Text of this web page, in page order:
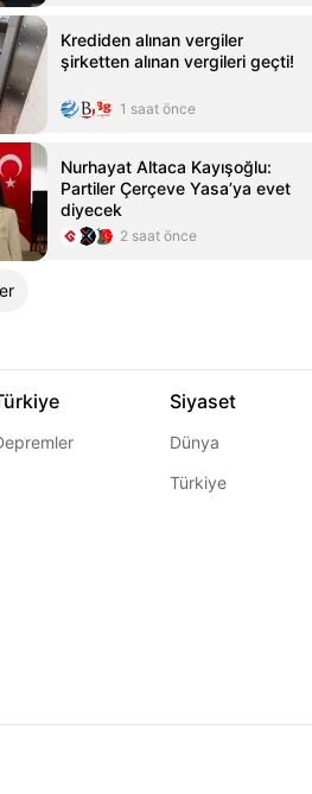
Krediden alınan vergiler
şirketten alınan vergileri geçti!
1 saat önce
Nurhayat Altaca Kayışoğlu:
Partiler Çerçeve Yasa’ya evet
diyecek
2 saat önce
Siyaset
Dünya
Türkiye